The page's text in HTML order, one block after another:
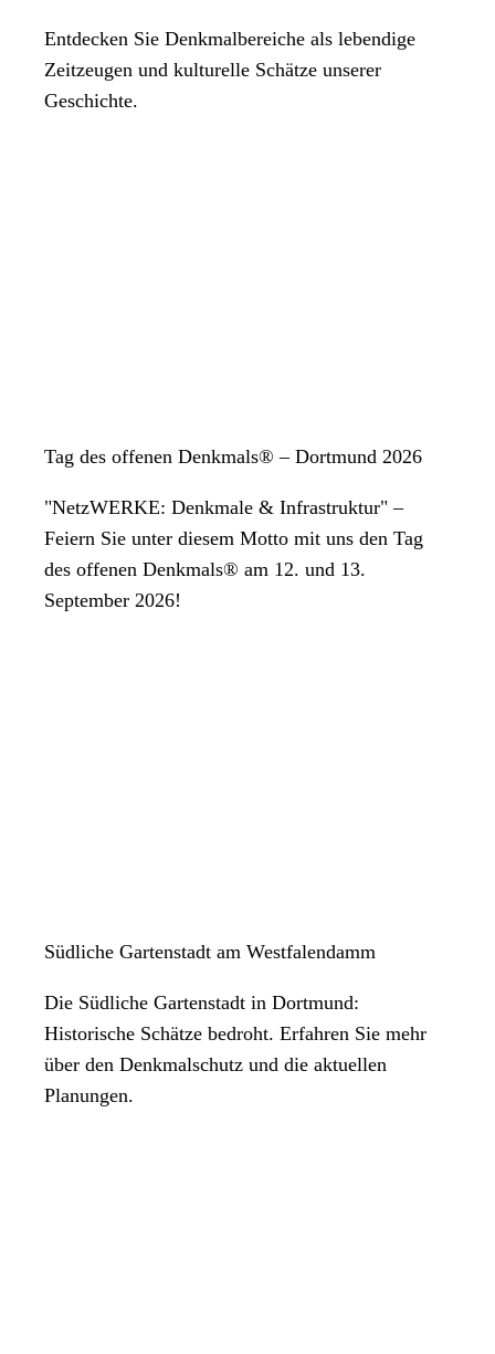
Entdecken Sie Denkmalbereiche als lebendige
Zeitzeugen und kulturelle Schätze unserer
Geschichte.
Tag des offenen Denkmals® – Dortmund 2026
"NetzWERKE: Denkmale & Infrastruktur" –
Feiern Sie unter diesem Motto mit uns den Tag
des offenen Denkmals® am 12. und 13.
September 2026!
Südliche Gartenstadt am Westfalendamm
Die Südliche Gartenstadt in Dortmund:
Historische Schätze bedroht. Erfahren Sie mehr
über den Denkmalschutz und die aktuellen
Planungen.